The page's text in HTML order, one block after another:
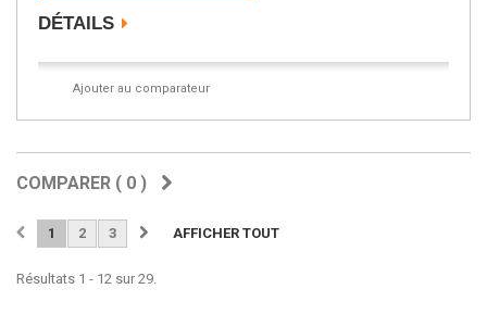
DÉTAILS
Ajouter au comparateur
COMPARER ( 0 )
AFFICHER TOUT
1 2 3
Résultats 1 - 12 sur 29.